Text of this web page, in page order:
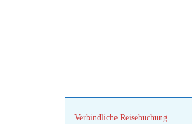
Verbindliche Reisebuchung